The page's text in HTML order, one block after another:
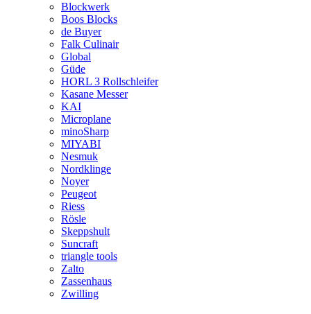
Blockwerk
Boos Blocks
de Buyer
Falk Culinair
Global
Güde
HORL 3 Rollschleifer
Kasane Messer
KAI
Microplane
minoSharp
MIYABI
Nesmuk
Nordklinge
Noyer
Peugeot
Riess
Rösle
Skeppshult
Suncraft
triangle tools
Zalto
Zassenhaus
Zwilling